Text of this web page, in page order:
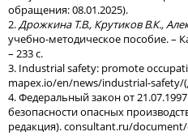
обращения: 08.01.2025).
2. Дрожкина Т.В., Крутиков В.К.,
учебно-методическое пособие. –
– 233 с.
3. Industrial safety: promote
mapex.io/en/news/industrial-safety/
4. Федеральный закон от
безопасности опасных
редакция). consultant.ru/document/